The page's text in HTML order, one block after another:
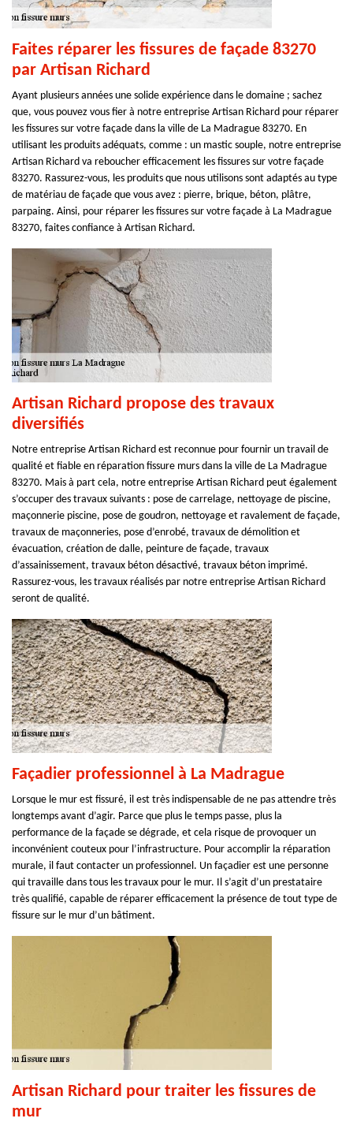
Faites réparer les fissures de façade 83270
par Artisan Richard
Ayant plusieurs années une solide expérience dans le domaine ; sachez
que, vous pouvez vous fier à notre entreprise Artisan Richard pour réparer
les fissures sur votre façade dans la ville de La Madrague 83270. En
utilisant les produits adéquats, comme : un mastic souple, notre entreprise
Artisan Richard va reboucher efficacement les fissures sur votre façade
83270. Rassurez-vous, les produits que nous utilisons sont adaptés au type
de matériau de façade que vous avez : pierre, brique, béton, plâtre,
parpaing. Ainsi, pour réparer les fissures sur votre façade à La Madrague
83270, faites confiance à Artisan Richard.
Artisan Richard propose des travaux
diversifiés
Notre entreprise Artisan Richard est reconnue pour fournir un travail de
qualité et fiable en réparation fissure murs dans la ville de La Madrague
83270. Mais à part cela, notre entreprise Artisan Richard peut également
s’occuper des travaux suivants : pose de carrelage, nettoyage de piscine,
maçonnerie piscine, pose de goudron, nettoyage et ravalement de façade,
travaux de maçonneries, pose d’enrobé, travaux de démolition et
évacuation, création de dalle, peinture de façade, travaux
d’assainissement, travaux béton désactivé, travaux béton imprimé.
Rassurez-vous, les travaux réalisés par notre entreprise Artisan Richard
seront de qualité.
Façadier professionnel à La Madrague
Lorsque le mur est fissuré, il est très indispensable de ne pas attendre très
longtemps avant d’agir. Parce que plus le temps passe, plus la
performance de la façade se dégrade, et cela risque de provoquer un
inconvénient couteux pour l’infrastructure. Pour accomplir la réparation
murale, il faut contacter un professionnel. Un façadier est une personne
qui travaille dans tous les travaux pour le mur. Il s’agit d’un prestataire
très qualifié, capable de réparer efficacement la présence de tout type de
fissure sur le mur d’un bâtiment.
Artisan Richard pour traiter les fissures de
mur